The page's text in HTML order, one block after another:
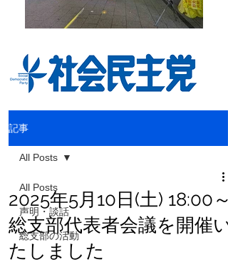
記事
All Posts
声明・談話
総支部の活動
All Posts
2025年5月10日(土) 18:00～
総支部代表者会議を開催い
たしました